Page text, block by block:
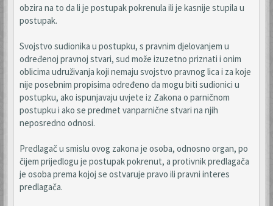
obzira na to da li je postupak pokrenula ili je kasnije stupila u
postupak.
Svojstvo sudionika u postupku, s pravnim djelovanjem u
određenoj pravnoj stvari, sud može izuzetno priznati i onim
oblicima udruživanja koji nemaju svojstvo pravnog lica i za koje
nije posebnim propisima određeno da mogu biti sudionici u
postupku, ako ispunjavaju uvjete iz Zakona o parničnom
postupku i ako se predmet vanparnične stvari na njih
neposredno odnosi.
Predlagač u smislu ovog zakona je osoba, odnosno organ, po
čijem prijedlogu je postupak pokrenut, a protivnik predlagača
je osoba prema kojoj se ostvaruje pravo ili pravni interes
predlagača.